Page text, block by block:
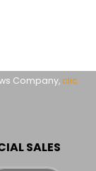
SALES
Company,clic